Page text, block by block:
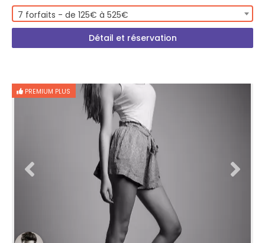
7 forfaits - de 125€ à 525€
Détail et réservation
PREMIUM PLUS